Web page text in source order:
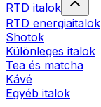
RTD italok
RTD energiaitalok
Shotok
Különleges italok
Tea és matcha
Kávé
Egyéb italok